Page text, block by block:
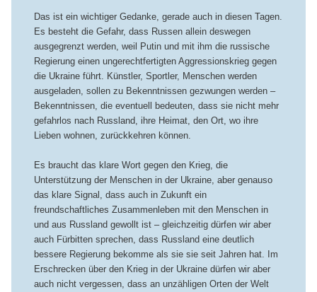
Das ist ein wichtiger Gedanke, gerade auch in diesen Tagen.
Es besteht die Gefahr, dass Russen allein deswegen
ausgegrenzt werden, weil Putin und mit ihm die russische
Regierung einen ungerechtfertigten Aggressionskrieg gegen
die Ukraine führt. Künstler, Sportler, Menschen werden
ausgeladen, sollen zu Bekenntnissen gezwungen werden –
Bekenntnissen, die eventuell bedeuten, dass sie nicht mehr
gefahrlos nach Russland, ihre Heimat, den Ort, wo ihre
Lieben wohnen, zurückkehren können.
Es braucht das klare Wort gegen den Krieg, die
Unterstützung der Menschen in der Ukraine, aber genauso
das klare Signal, dass auch in Zukunft ein
freundschaftliches Zusammenleben mit den Menschen in
und aus Russland gewollt ist – gleichzeitig dürfen wir aber
auch Fürbitten sprechen, dass Russland eine deutlich
bessere Regierung bekomme als sie sie seit Jahren hat. Im
Erschrecken über den Krieg in der Ukraine dürfen wir aber
auch nicht vergessen, dass an unzähligen Orten der Welt